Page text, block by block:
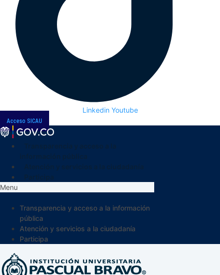
Linkedin Youtube
Acceso SICAU
Menu
Transparencia y acceso a la información
pública
Atención y servicios a la ciudadanía
Participa